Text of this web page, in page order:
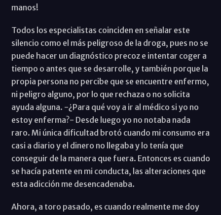
manos!
Todos los especialistas coinciden en señalar este
silencio como el más peligroso de la droga, pues no se
puede hacer un diagnóstico precoz e intentar coger a
tiempo o antes que se desarrolle, y también porque la
propia persona no percibe que se encuentre enfermo,
ni peligro alguno, por lo que rechaza o no solicita
ayuda alguna. -¿Para qué voy a ir al médico si yo no
estoy enferma?- Desde luego yo no notaba nada
raro. Mi única dificultad brotó cuando mi consumo era
casi a diario y el dinero no llegaba y lo tenía que
conseguir de la manera que fuera. Entonces es cuando
se hacía patente en mi conducta, las alteraciones que
esta adicción me desencadenaba.
Ahora, a toro pasado, es cuando realmente me doy